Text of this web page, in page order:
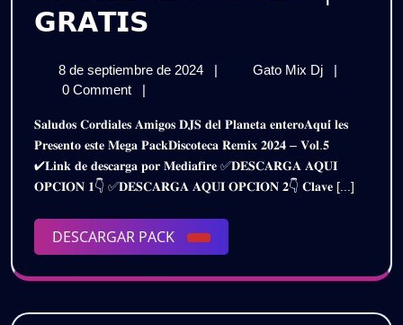
𝗚𝗥𝗔𝗧𝗜𝗦
𝗣𝗔𝗖𝗞
𝟮𝟬𝟮𝟰
–
𝗩𝗢𝗟.𝟱
|
𝗚𝗥𝗔𝗧𝗜𝗦
8 de septiembre de 2024
de
2024
| Gato Mix Dj
𝟮𝟬𝟮𝟰
–
𝗩𝗢𝗟.𝟱
|
|
0 Comment
|
𝐒𝐚𝐥𝐮𝐝𝐨𝐬 𝐂𝐨𝐫𝐝𝐢𝐚𝐥𝐞𝐬 𝐀𝐦𝐢𝐠𝐨𝐬 𝐃𝐉𝐒 𝐝𝐞𝐥 𝐏𝐥𝐚𝐧𝐞𝐭𝐚 𝐞𝐧𝐭𝐞𝐫𝐨𝐀𝐪𝐮𝐢́ 𝐥𝐞𝐬
𝐏𝐫𝐞𝐬𝐞𝐧𝐭𝐨 𝐞𝐬𝐭𝐞 𝐌𝐞𝐠𝐚 𝐏𝐚𝐜𝐤𝐃𝐢𝐬𝐜𝐨𝐭𝐞𝐜𝐚 𝐑𝐞𝐦𝐢𝐱 𝟐𝟎𝟐𝟒 – 𝐕𝐨𝐥.𝟓
✔𝐋𝐢𝐧𝐤 𝐝𝐞 𝐝𝐞𝐬𝐜𝐚𝐫𝐠𝐚 𝐩𝐨𝐫 𝐌𝐞𝐝𝐢𝐚𝐟𝐢𝐫𝐞 ✅𝐃𝐄𝐒𝐂𝐀𝐑𝐆𝐀 𝐀𝐐𝐔𝐈
𝐎𝐏𝐂𝐈𝐎𝐍 𝟏👇 ✅𝐃𝐄𝐒𝐂𝐀𝐑𝐆𝐀 𝐀𝐐𝐔𝐈 𝐎𝐏𝐂𝐈𝐎𝐍 𝟐👇 𝐂𝐥𝐚𝐯𝐞 [...]
DESCARGAR PACK
DESCARGAR
PACK